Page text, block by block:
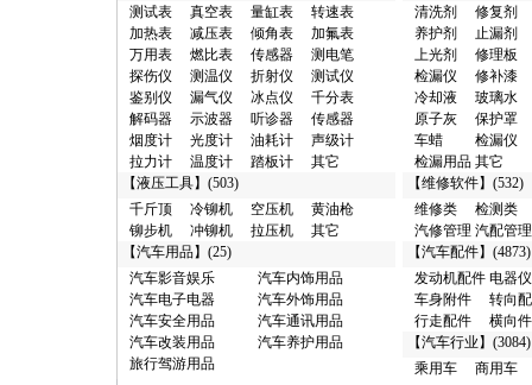
·真空泵/廊坊市 100元
·分析仪/西青区 100元
·接头/东莞市 100元
·试验台/西青区 100元
·清洗剂/东城区 100元
·化工试剂/黄浦区 1000元
·汽车销售/聊城市 1000元
·抽注油机/深圳市 1000元
·润滑油/深圳市 1000元
·加注机/深圳市 1000元
·商用车/闵行区 1000元
·维修台/聊城市 1000元
汽修管理/聊城市 1000元
磨光机/东莞市 10000元
解码器/成都市 10000元
举升机/济南市 10000元
· 千斤顶/泰州市 10000元
·充氮机/广州市 10000元
测试表
真空表 量缸表
转速表
加热表
减压表 倾角表
加氟表
万用表
燃比表 传感器
测电笔
探伤仪
测温仪 折射仪
测试仪
鉴别仪
漏气仪 冰点仪
千分表
解码器
示波器 听诊器
传感器
烟度计
光度计 油耗计
声级计
拉力计
温度计 踏板计
其它
【液压工具】(503)
千斤顶
冷铆机 空压机
黄油枪
铆步机
冲铆机 拉压机
其它
【汽车用品】(25)
汽车影音娱乐
汽车内饰用品
汽车电子电器
汽车外饰用品
汽车安全用品
汽车通讯用品
汽车改装用品
汽车养护用品
旅行驾游用品
清洗剂
修复剂
养护剂
止漏剂
上光剂
修理板
检漏仪
修补漆
冷却液
玻璃水
原子灰
保护罩
车蜡
检漏仪
检漏用品 其它
【维修软件】(532)
维修类
检测类
汽修管理 汽配管理
【汽车配件】(4873)
发动机配件 电器
车身附件
转向
行走配件
横向
【汽车行业 】(3084)
乘用车
商用车